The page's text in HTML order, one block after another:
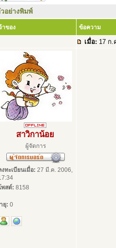
อย่างพิมพ์
าของ ข้อความ
เมื่อ: 17 ก.
สาวิกาน้อย
ผู้จัดการ
งทะเบียนเมื่อ: 27 มี.ค. 2006,
พสต์: 8158
ยุ: 0